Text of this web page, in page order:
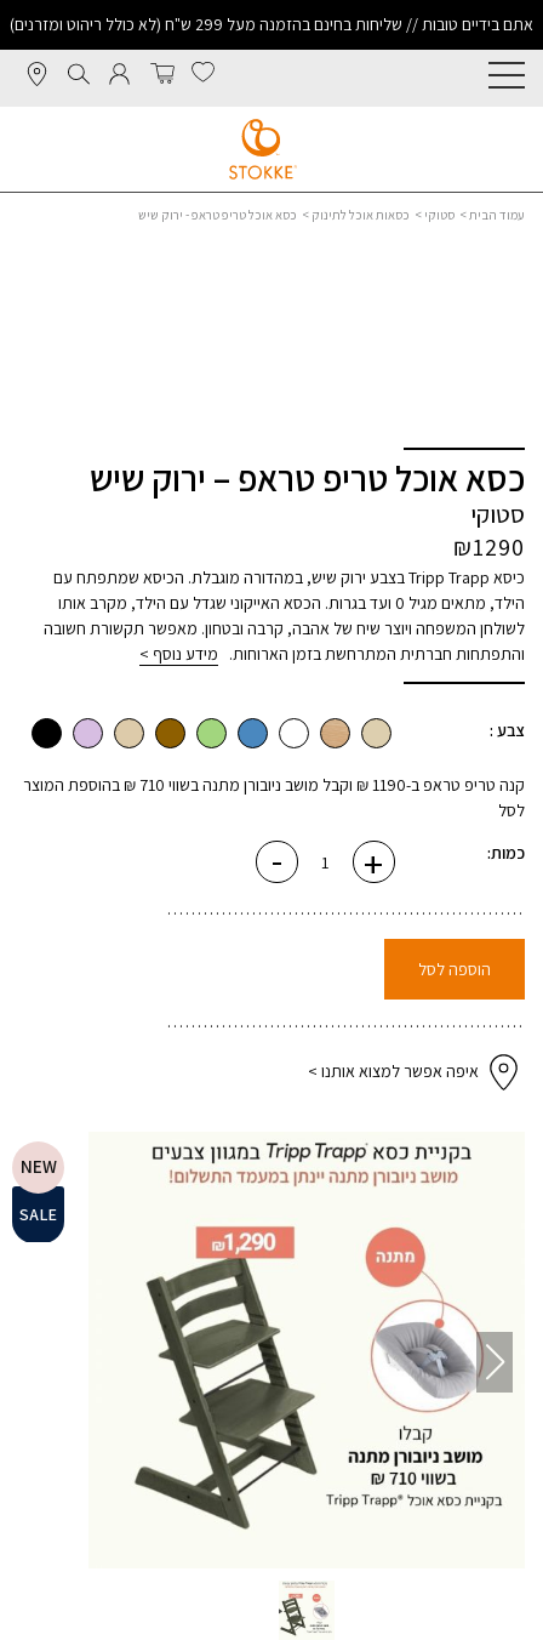
אתם בידיים טובות // שליחות בחינם בהזמנה מעל 299 ש"ח (לא כולל ריהוט ומזרנים)
עמוד הבית> סטוקי > כסאות אוכל לתינוק > כסא אוכל טריפ טראפ - ירוק שיש
SALE
NEW
כסא אוכל טריפ טראפ – ירוק שיש
סטוקי
₪1290
כיסא Tripp Trapp בצבע ירוק שיש, במהדורה מוגבלת. הכיסא שמתפתח עם
הילד, מתאים מגיל 0 ועד בגרות. הכסא האייקוני שגדל עם הילד, מקרב אותו
לשולחן המשפחה ויוצר שיח של אהבה, קרבה ובטחון. מאפשר תקשורת חשובה
והתפתחות חברתית המתרחשת בזמן הארוחות. מידע נוסף >
צבע :
קנה טריפ טראפ ב-1190 ₪ וקבל מושב ניובורן מתנה בשווי 710 ₪ בהוספת המוצר
לסל
כמות:
- של
טריפ
+
הוספה לסל
איפה אפשר למצוא אותנו >